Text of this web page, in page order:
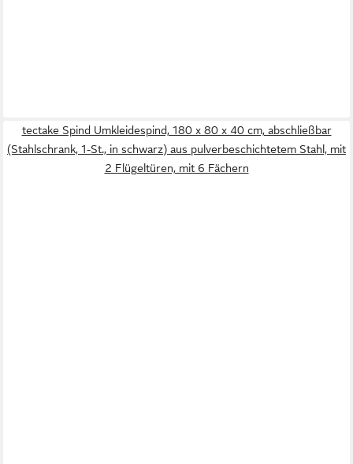
tectake Spind Umkleidespind, 180 x 80 x 40 cm, abschließbar
(Stahlschrank, 1-St., in schwarz) aus pulverbeschichtetem Stahl, mit
2 Flügeltüren, mit 6 Fächern